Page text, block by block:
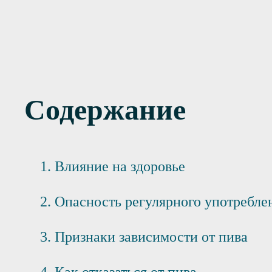
Содержание
Влияние на здоровье
Опасность регулярного
Признаки зависимости от пива